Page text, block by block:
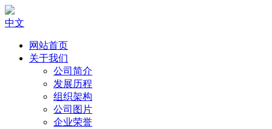
中文
网站首页
关于我们
公司简介
发展历程
组织架构
公司图片
企业荣誉